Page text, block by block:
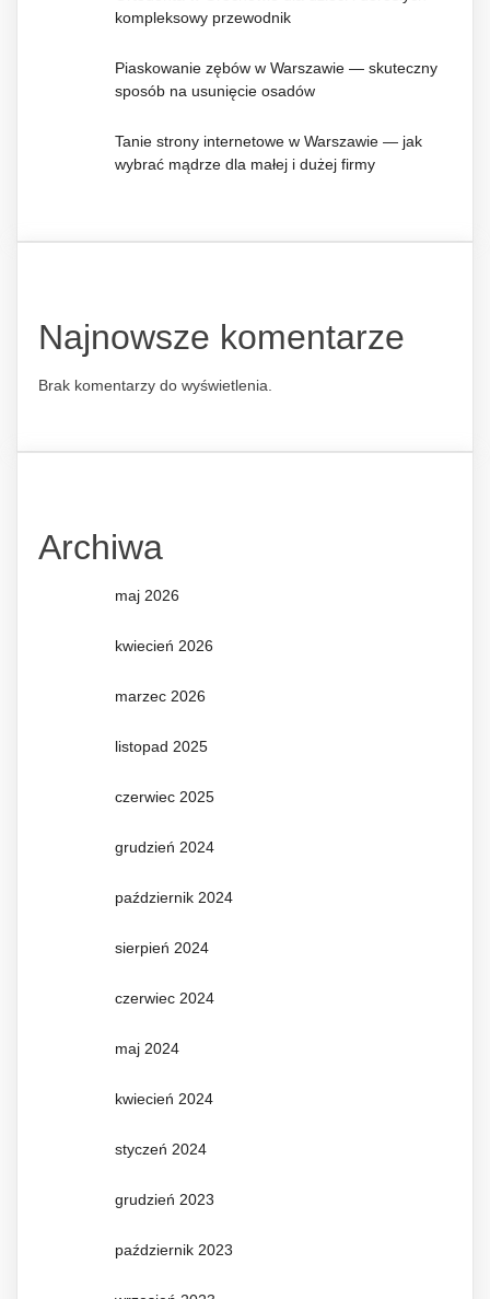
kompleksowy przewodnik
Piaskowanie zębów w Warszawie — skuteczny
sposób na usunięcie osadów
Tanie strony internetowe w Warszawie — jak
wybrać mądrze dla małej i dużej firmy
Najnowsze komentarze
Brak komentarzy do wyświetlenia.
Archiwa
maj 2026
kwiecień 2026
marzec 2026
listopad 2025
czerwiec 2025
grudzień 2024
październik 2024
sierpień 2024
czerwiec 2024
maj 2024
kwiecień 2024
styczeń 2024
grudzień 2023
październik 2023